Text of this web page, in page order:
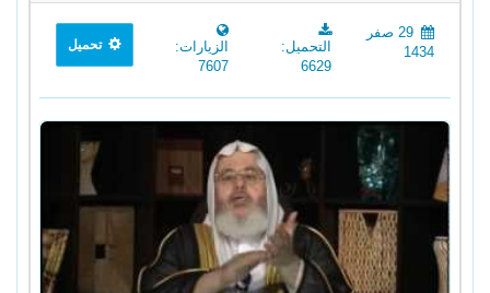
29 صفر
1434
التحميل:
6629
الزيارات:
7607
تحميل